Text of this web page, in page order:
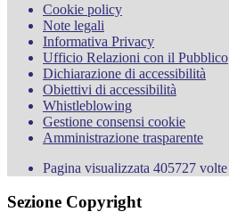
Cookie policy
Note legali
Informativa Privacy
Ufficio Relazioni con il Pubblico
Dichiarazione di accessibilità
Obiettivi di accessibilità
Whistleblowing
Gestione consensi cookie
Amministrazione trasparente
Pagina visualizzata 405727 volte
Sezione Copyright